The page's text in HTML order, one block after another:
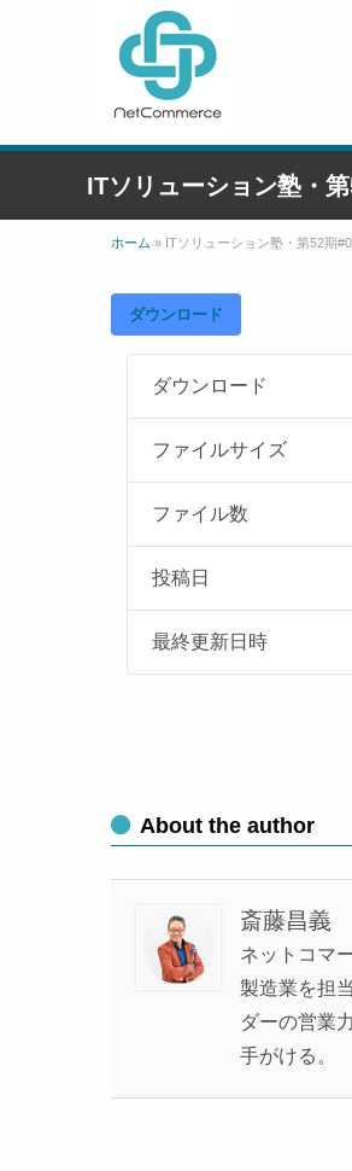
ITソリューション塾・
ホーム » ITソリューション塾・第52期
ダウンロード
ダウンロード
ファイルサイズ
ファイル数
投稿日
最終更新日時
About the author
斎藤昌義
ネットコマ
製造業を担
ダーの営業
手がける。